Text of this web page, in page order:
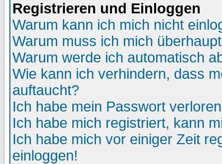
Registrieren und Einloggen
Warum kann ich mich nicht
Warum muss ich mich
Warum werde ich automatisch
Wie kann ich verhindern, dass
auftaucht?
Ich habe mein Passwort
Ich habe mich registriert, kann
Ich habe mich vor einiger Zeit
einloggen!